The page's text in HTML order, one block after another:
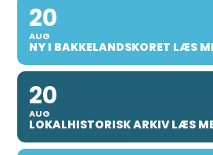
20
AUG
NY I BAKKELANDSKORET LÆS
20
AUG
LOKALHISTORISK ARKIV LÆS